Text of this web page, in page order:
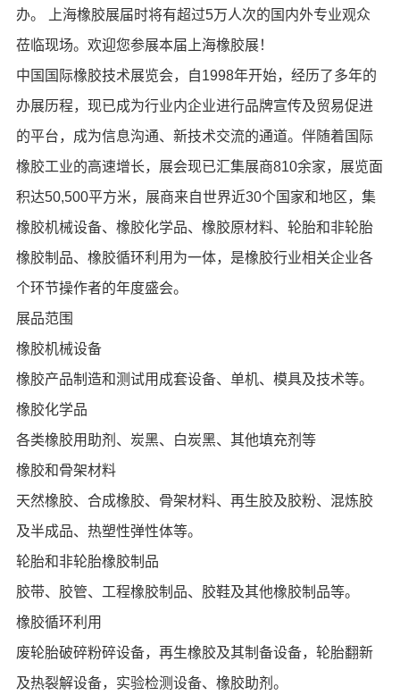
办。 上海橡胶展届时将有超过5万人次的国内外专业观众
莅临现场。欢迎您参展本届上海橡胶展！
中国国际橡胶技术展览会，自1998年开始，经历了多年的
办展历程，现已成为行业内企业进行品牌宣传及贸易促进
的平台，成为信息沟通、新技术交流的通道。伴随着国际
橡胶工业的高速增长，展会现已汇集展商810余家，展览面
积达50,500平方米，展商来自世界近30个国家和地区，集
橡胶机械设备、橡胶化学品、橡胶原材料、轮胎和非轮胎
橡胶制品、橡胶循环利用为一体，是橡胶行业相关企业各
个环节操作者的年度盛会。
展品范围
橡胶机械设备
橡胶产品制造和测试用成套设备、单机、模具及技术等。
橡胶化学品
各类橡胶用助剂、炭黑、白炭黑、其他填充剂等
橡胶和骨架材料
天然橡胶、合成橡胶、骨架材料、再生胶及胶粉、混炼胶
及半成品、热塑性弹性体等。
轮胎和非轮胎橡胶制品
胶带、胶管、工程橡胶制品、胶鞋及其他橡胶制品等。
橡胶循环利用
废轮胎破碎粉碎设备，再生橡胶及其制备设备，轮胎翻新
及热裂解设备，实验检测设备、橡胶助剂。